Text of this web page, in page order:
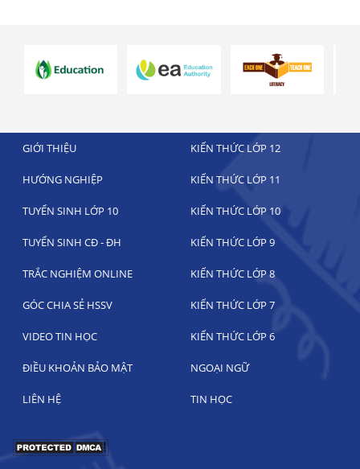
GIỚI THIỆU KIẾN THỨC LỚP 12
HƯỚNG NGHIỆP KIẾN THỨC LỚP 11
TUYỂN SINH LỚP 10 KIẾN THỨC LỚP 10
TUYỂN SINH CĐ - ĐH KIẾN THỨC LỚP 9
TRẮC NGHIỆM ONLINE KIẾN THỨC LỚP 8
GÓC CHIA SẺ HSSV KIẾN THỨC LỚP 7
VIDEO TIN HỌC KIẾN THỨC LỚP 6
ĐIỀU KHOẢN BẢO MẬT NGOẠI NGỮ
LIÊN HỆ TIN HỌC